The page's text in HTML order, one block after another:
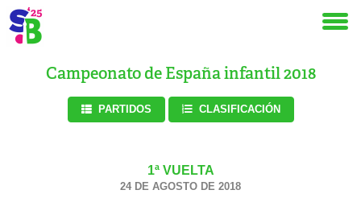
Campeonato de España infantil 2018
PARTIDOS CLASIFICACIÓN
1ª VUELTA
24 DE AGOSTO DE 2018